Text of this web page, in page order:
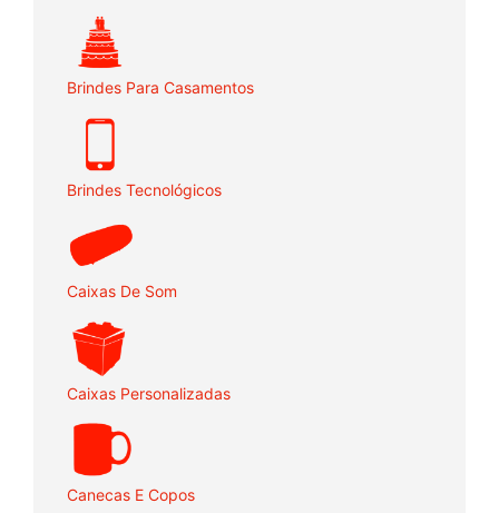
Brindes Para Casamentos
Brindes Tecnológicos
Caixas De Som
Caixas Personalizadas
Canecas E Copos